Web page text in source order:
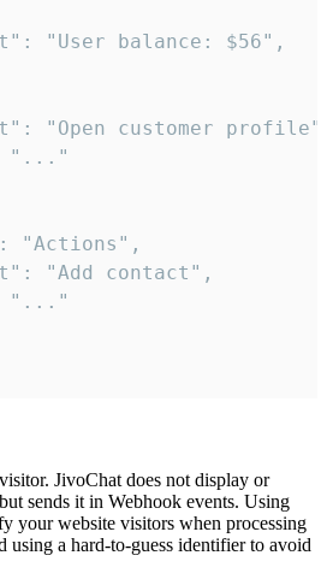
"User balance: $56",
"Open customer
"..."
"Actions",
"Add contact",
"..."
JivoChat does not display or
sends it in Webhook events. Using
your website visitors when processing
using a hard-to-guess identifier to avoid